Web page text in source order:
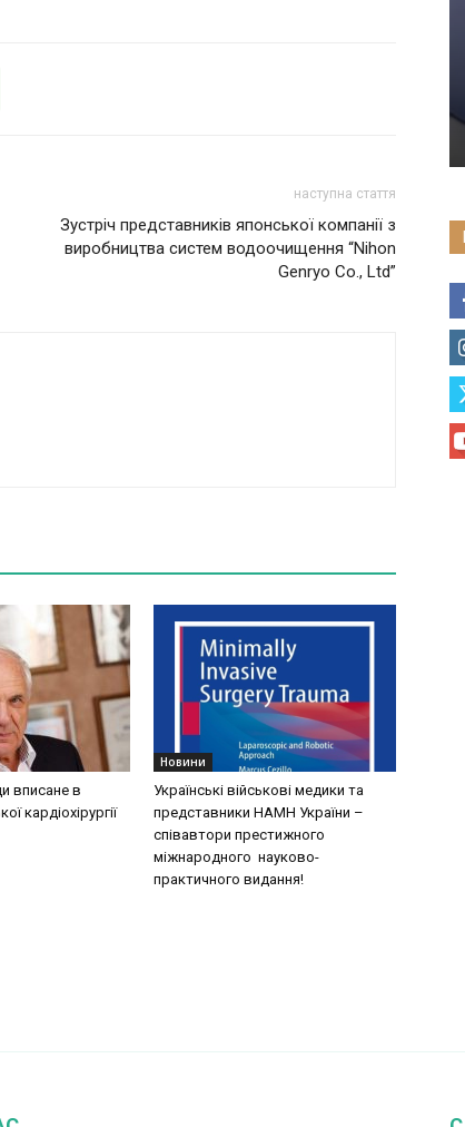
наступна стаття
Зустріч представників японської компанії з
виробництва систем водоочищення “Nihon
Genryo Co., Ltd”
вписане в
кардіохірургії
Новини
Українські військові медики та
представники НАМН України –
співавтори престижного
міжнародного науково-
практичного видання!